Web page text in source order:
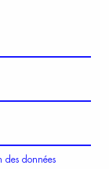
des données